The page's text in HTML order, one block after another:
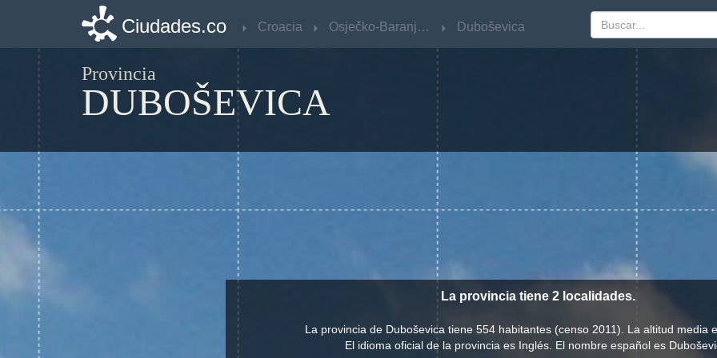
Ciudades.co Croacia Osječko-Baranjska Duboševica
Provincia
DUBOŠEVICA
La provincia tiene 2 localidades.
La provincia de Duboševica tiene 554 habitantes (censo 2011). La altitud media
El idioma oficial de la provincia es Inglés. El nombre español es
Ciudades.co Croacia Osječko-Baranjska Duboševica